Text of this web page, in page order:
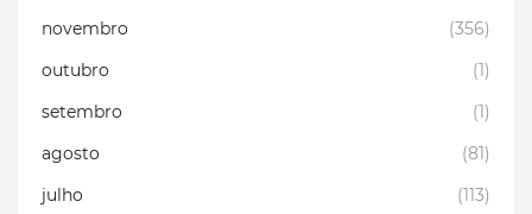
novembro
(356)
outubro
(1)
setembro
(1)
agosto
(81)
julho
(113)